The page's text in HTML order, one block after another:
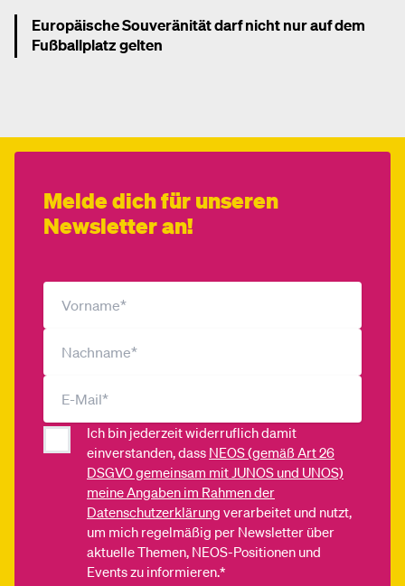
Europäische Souveränität darf nicht nur auf dem
Fußballplatz gelten
Melde dich für unseren
Newsletter an!
Ich bin jederzeit widerruflich damit
einverstanden, dass NEOS (gemäß Art 26
DSGVO gemeinsam mit JUNOS und UNOS)
meine Angaben im Rahmen der
Datenschutzerklärung verarbeitet und nutzt,
um mich regelmäßig per Newsletter über
aktuelle Themen, NEOS-Positionen und
Events zu informieren.*